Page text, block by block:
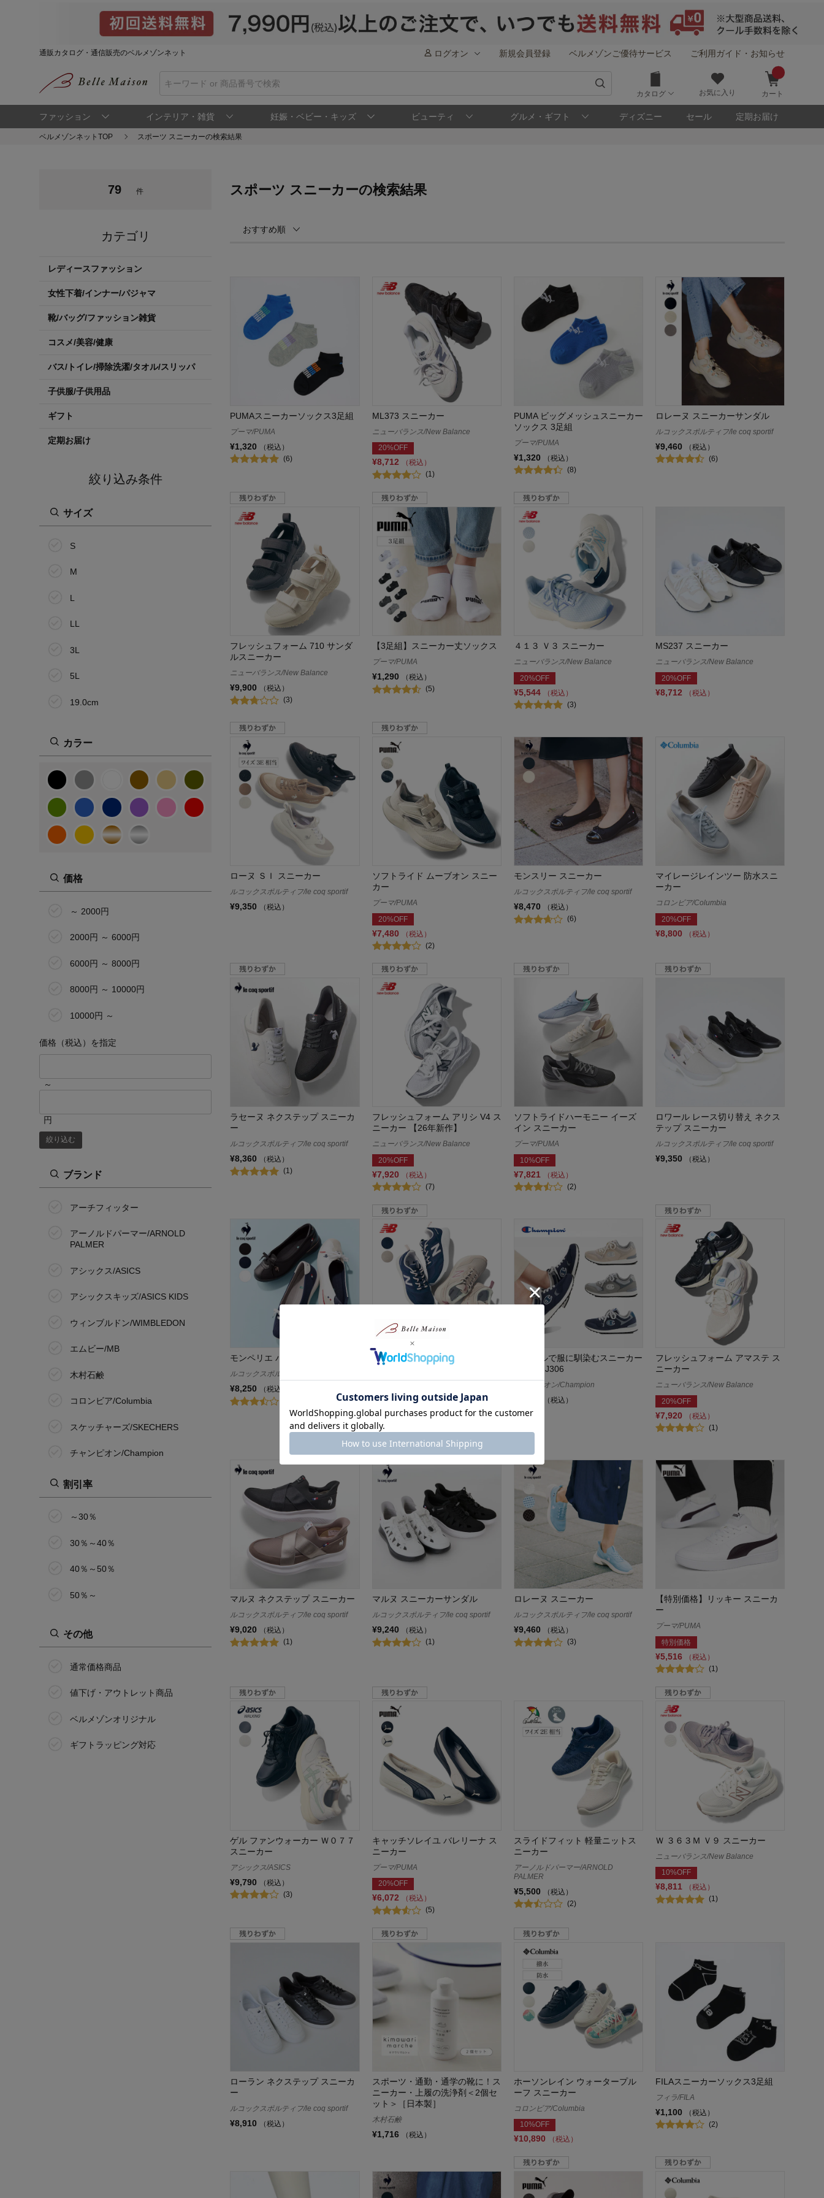
通販カタログ・通信販売のベルメゾンネット ログオン 新規会員登録 ベルメゾンご優待サービス ご利用ガイド・お知らせ
カタログ お気に入り カート
ファッション インテリア・雑貨 妊娠・ベビー・キッズ ビューティ グルメ・ギフト ディズニー セール 定期お届け
ベルメゾンネットTOP スポーツ スニーカーの検索結果
79 件
カテゴリ
レディースファッション
女性下着/インナー/パジャマ
靴/バッグ/ファッション雑貨
コスメ/美容/健康
バス/トイレ/掃除洗濯/タオル/スリッパ
子供服/子供用品
ギフト
定期お届け
絞り込み条件
サイズ
S
M
L
LL
3L
5L
19.0cm
21.0cm
21.5cm
22.0cm
22.5cm
23.5cm
24.0cm
24.5cm
25.0cm
19号(リング)
その他
カラー
価格
～ 2000円
2000円 ～ 6000円
6000円 ～ 8000円
8000円 ～ 10000円
10000円 ～
価格（税込）を指定
～
円
絞り込む
ブランド
アーチフィッター
アーノルドパーマー/ARNOLD
PALMER
アシックス/ASICS
アシックスキッズ/ASICS KIDS
ウィンブルドン/WIMBLEDON
エムビー/MB
木村石鹸
コロンビア/Columbia
スケッチャーズ/SKECHERS
チャンピオン/Champion
ニューバランス/New Balance
ポレ／PALLE
ミズノ
ムーミン/MOOMIN
ムーンスター/MoonStar
名探偵コナン
割引率
～30％
30％～40％
40％～50％
50％～
その他
通常価格商品
値下げ・アウトレット商品
ベルメゾンオリジナル
ギフトラッピング対応
スポーツ スニーカーの検索結果
おすすめ順
PUMAスニーカーソックス3足組
プーマ/PUMA
¥1,320
（税込）
(6)
ML373 スニーカー
ニューバランス/New Balance
20%OFF
¥8,712
（税込）
(1)
PUMA ビッグメッシュスニーカー
ソックス 3足組
プーマ/PUMA
¥1,320
（税込）
(8)
ロレーヌ スニーカーサンダル
ルコックスポルティフ/le coq sportif
¥9,460
（税込）
(6)
フレッシュフォーム 710 サンダ
ルスニーカー
ニューバランス/New Balance
¥9,900
（税込）
(3)
【3足組】スニーカー丈ソックス
プーマ/PUMA
¥1,290
（税込）
(5)
４１３ Ｖ３ スニーカー
ニューバランス/New Balance
20%OFF
¥5,544
（税込）
(3)
MS237 スニーカー
ニューバランス/New Balance
20%OFF
¥8,712 （税込）
ローヌ ＳＩ スニーカー
ルコックスポルティフ/le coq sportif
¥9,350 （税込）
ソフトライド ムーブオン スニー
カー
プーマ/PUMA
20%OFF
¥7,480
（税込）
(2)
モンスリー スニーカー
ルコックスポルティフ/le coq sportif
¥8,470
（税込）
(6)
マイレージレインツー 防水スニ
ーカー
コロンビア/Columbia
20%OFF
¥8,800 （税込）
ラセーヌ ネクステップ スニーカ
ー
ルコックスポルティフ/le coq sportif
¥8,360
（税込）
(1)
フレッシュフォーム アリシ V4 ス
ニーカー 【26年新作】
ニューバランス/New Balance
20%OFF
¥7,920
（税込）
(7)
ソフトライドハーモニー イーズ
イン スニーカー
プーマ/PUMA
10%OFF
¥7,821
（税込）
(2)
ロワール レース切り替え ネクス
テップ スニーカー
ルコックスポルティフ/le coq sportif
¥9,350 （税込）
モンペリエ バレエスニーカー
ルコックスポルティフ/le coq sportif
¥8,250
（税込）
サンファーＶ２スニーカー
（税込）
(12)
シンプルで服に馴染むスニーカー
（２E）J306
チャンピオン/Champion
（税込）
フレッシュフォーム アマステ ス
ニーカー
ニューバランス/New Balance
20%OFF
¥7,920
（税込）
(1)
マルヌ ネクステップ スニーカー
ルコックスポルティフ/le coq sportif
¥9,020
（税込）
(1)
マルヌ スニーカーサンダル
ルコックスポルティフ/le coq sportif
¥9,240
（税込）
(1)
ロレーヌ スニーカー
ルコックスポルティフ/le coq sportif
¥9,460
（税込）
(3)
【特別価格】リッキー スニーカ
ー
プーマ/PUMA
特別価格
¥5,516
（税込）
(1)
ゲル ファンウォーカー Ｗ０７７
スニーカー
アシックス/ASICS
¥9,790
（税込）
(3)
キャッチソレイユ バレリーナ ス
ニーカー
プーマ/PUMA
20%OFF
¥6,072
（税込）
(5)
スライドフィット 軽量ニットス
ニーカー
アーノルドパーマー/ARNOLD
PALMER
¥5,500
（税込）
(2)
Ｗ ３６３Ｍ Ｖ９ スニーカー
ニューバランス/New Balance
10%OFF
¥8,811
（税込）
(1)
ローラン ネクステップ スニーカ
ー
ルコックスポルティフ/le coq sportif
¥8,910 （税込）
スポーツ・通勤・通学の靴に！ス
ニーカー・上履の洗浄剤＜2個セ
ット＞［日本製］
木村石鹸
¥1,716 （税込）
ホーソンレイン ウォータープル
ーフ スニーカー
コロンビア/Columbia
10%OFF
¥10,890 （税込）
FILAスニーカーソックス3足組
フィラ/FILA
¥1,100
（税込）
(2)